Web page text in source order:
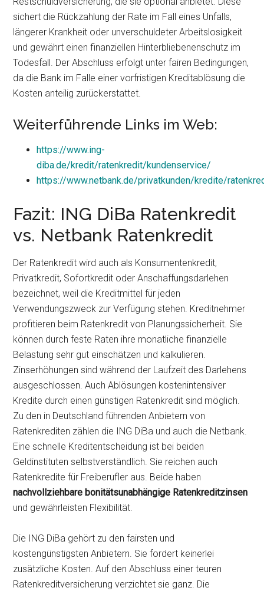
sichert die Rückzahlung der Rate im Fall eines Unfalls,
längerer Krankheit oder unverschuldeter Arbeitslosigkeit
und gewährt einen finanziellen Hinterbliebenenschutz im
Todesfall. Der Abschluss erfolgt unter fairen Bedingungen,
da die Bank im Falle einer vorfristigen Kreditablösung die
Kosten anteilig zurückerstattet.
Weiterführende Links im Web:
https://www.ing-
diba.de/kredit/ratenkredit/kundenservice/
https://www.netbank.de/privatkunden/kredite/
Fazit: ING DiBa Ratenkredit
vs. Netbank Ratenkredit
Der Ratenkredit wird auch als Konsumentenkredit,
Privatkredit, Sofortkredit oder Anschaffungsdarlehen
bezeichnet, weil die Kreditmittel für jeden
Verwendungszweck zur Verfügung stehen. Kreditnehmer
profitieren beim Ratenkredit von Planungssicherheit. Sie
können durch feste Raten ihre monatliche finanzielle
Belastung sehr gut einschätzen und kalkulieren.
Zinserhöhungen sind während der Laufzeit des Darlehens
ausgeschlossen. Auch Ablösungen kostenintensiver
Kredite durch einen günstigen Ratenkredit sind möglich.
Zu den in Deutschland führenden Anbietern von
Ratenkrediten zählen die ING DiBa und auch die Netbank.
Eine schnelle Kreditentscheidung ist bei beiden
Geldinstituten selbstverständlich. Sie reichen auch
Ratenkredite für Freiberufler aus. Beide haben
nachvollziehbare bonitätsunabhängige Ratenkreditzinsen
und gewährleisten Flexibilität.
Die ING DiBa gehört zu den fairsten und
kostengünstigsten Anbietern. Sie fordert keinerlei
zusätzliche Kosten. Auf den Abschluss einer teuren
Ratenkreditversicherung verzichtet sie ganz. Die